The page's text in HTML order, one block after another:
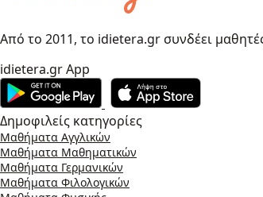
Από το 2011, το idietera.gr συνδέει
idietera.gr App
Δημοφιλείς κατηγορίες
Μαθήματα Αγγλικών
Μαθήματα Μαθηματικών
Μαθήματα Γερμανικών
Μαθήματα Φιλολογικών